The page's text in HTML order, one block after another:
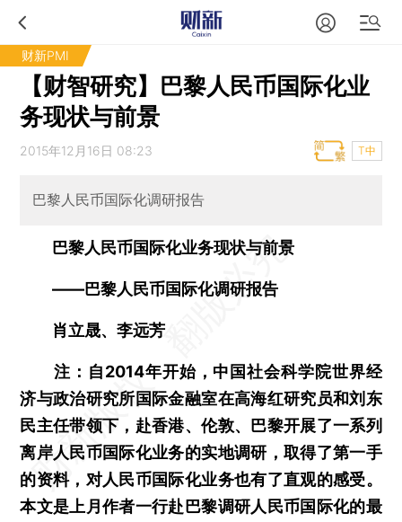
财新PMI
【财智研究】巴黎人民币国际化业
务现状与前景
2015年12月16日 08:23 T中
巴黎人民币国际化调研报告
巴黎人民币国际化业务现状与前景
——巴黎人民币国际化调研报告
肖立晟、李远芳
注：自2014年开始，中国社会科学院世界经
济与政治研究所国际金融室在高海红研究员和刘东
民主任带领下，赴香港、伦敦、巴黎开展了一系列
离岸人民币国际化业务的实地调研，取得了第一手
的资料，对人民币国际化业务也有了直观的感受。
本文是上月作者一行赴巴黎调研人民币国际化的最